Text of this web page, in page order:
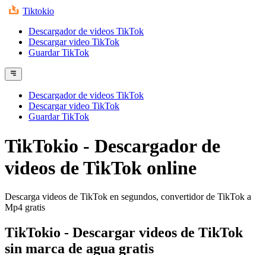
Tiktokio
Descargador de videos TikTok
Descargar video TikTok
Guardar TikTok
Descargador de videos TikTok
Descargar video TikTok
Guardar TikTok
TikTokio - Descargador de
videos de TikTok online
Descarga videos de TikTok en segundos, convertidor de TikTok a
Mp4 gratis
TikTokio - Descargar videos de TikTok
sin marca de agua gratis